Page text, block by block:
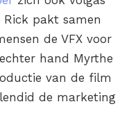
pakt samen
de VFX voor
hand Myrthe
van de film
de marketing